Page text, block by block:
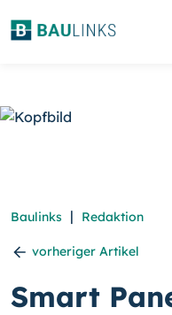
Baulinks | Redaktion
vorheriger Artikel
Smart